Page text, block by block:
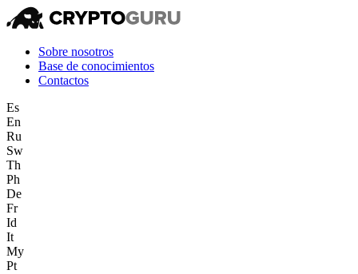
Sobre nosotros
Base de conocimientos
Contactos
Es
En
Ru
Sw
Th
Ph
De
Fr
Id
It
My
Pt